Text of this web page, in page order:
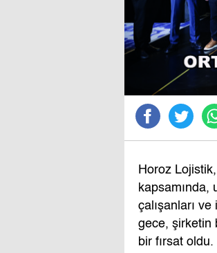
Horoz
kapsamında,
çalışanları
gece, şirketin
bir fırsat oldu.